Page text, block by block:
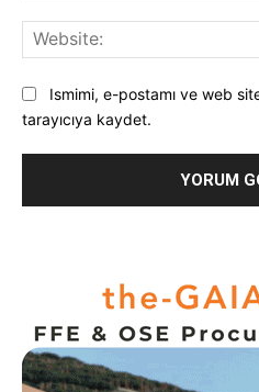
Ismimi, e-postamı ve web
tarayıcıya kaydet.